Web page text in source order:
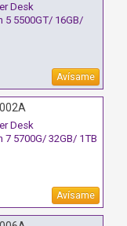
Desk
5 5500GT/ 16GB/
Avísame
Desk
7 5700G/ 32GB/ 1TB
Avísame